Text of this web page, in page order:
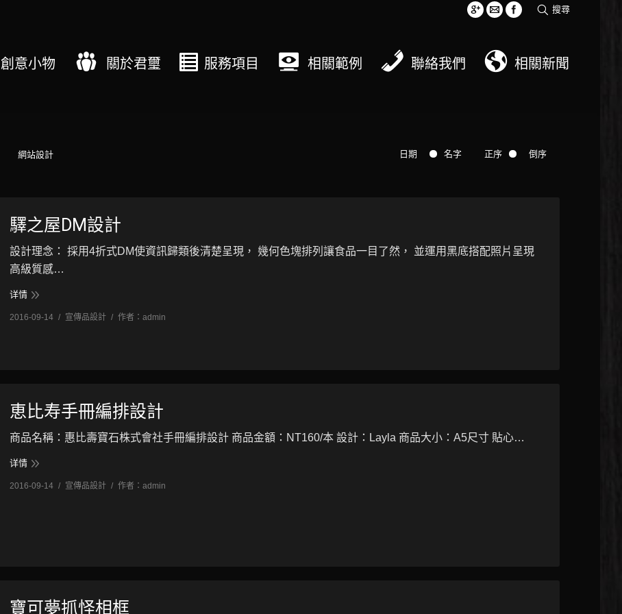
搜尋
創意小物 關於君璽 服務項目 相關範例 聯絡我們 相關新聞
網站設計 日期 名字 正序 倒序
驛之屋DM設計
設計理念： 採用4折式DM使資訊歸類後清楚呈現， 幾何色塊排列讓食品一目了然， 並運用黑底搭配照片呈現
高級質感…
详情
2016-09-14 宣傳品設計 作者： admin
恵比寿手冊編排設計
商品名稱：惠比壽寶石株式會社手冊編排設計 商品金額：NT160/本 設計：Layla 商品大小：A5尺寸 貼心…
详情
2016-09-14 宣傳品設計 作者： admin
寶可夢抓怪相框